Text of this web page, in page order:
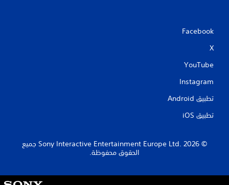
Facebook
X
YouTube
Instagram
تطبيق Android‏
تطبيق iOS‏
‏© 2026 Sony Interactive Entertainment Europe Ltd.‎ جميع
الحقوق محفوظة.